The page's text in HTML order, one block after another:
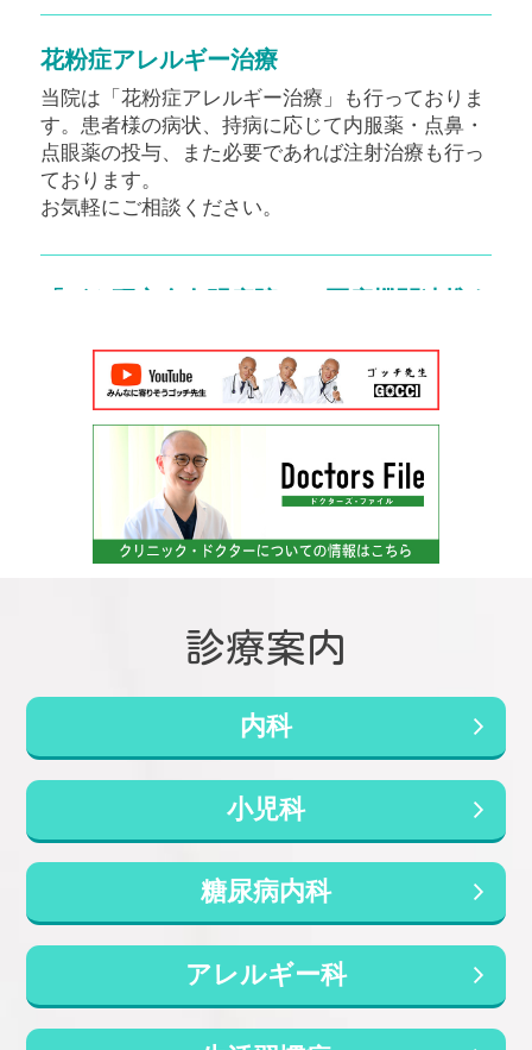
【2026年夏】赤ちゃんの咳・ゼーゼー
はRSウイルスかも｜症状・受診の目安
と新しい予防法（抗体製剤・母子免疫
ワクチン）を小児科・内科が解説【田
長の五藤良将です。 8月に入り、田園調布・多
この時期、外来で増えてくるのが「子どもの
咳が止まらない」「ゼーゼーと苦...
【2026年夏】あせも？じんましん？か
ゆいブツブツの見分け方｜汗で悪化す
る夏の蕁麻疹と新ガイドライン【田園
皆さま、こんにちは。竹内内科小児科医院 院
長の五藤良将です。 連日厳しい暑さが続く
って様子を見ていたら、なかなか治らない」
「汗をかくたびにチクチクかゆいブツ...
花粉症アレルギー治療
当院は「花粉症アレルギー治療」も行っておりま
す。患者様の病状、持病に応じて内服薬・点鼻・
点眼薬の投与、また必要であれば注射治療も行っ
ております。
お気軽にご相談ください。
新しく医療連携医療機関が加わりました。
「がん研究会有明病院」
より一層、安全かつ質の高い医療を提供して参り
「がん研究会有明病院」
当院は2020年3月から、訪問診療や往診の体制で
一定の基準を満たした「在宅療養支援診療所」の
診療を行いますのでご連絡お待ちしております。
訪問診療申込書はこちらです
クリニック専用携帯電話番号070-9050-
クリニック専用携帯電話があります。070-9050-5
103です。主番号が繋がりにくい時などはご利用
診療案内
内科
小児科
糖尿病内科
アレルギー科